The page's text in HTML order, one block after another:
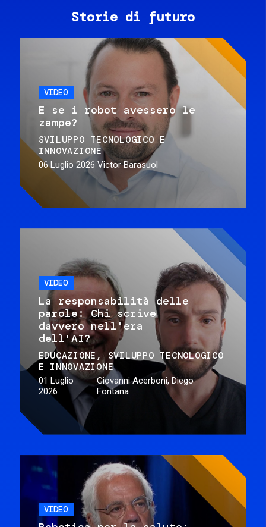
Storie di futuro
VIDEO
E se i robot avessero le
zampe?
SVILUPPO TECNOLOGICO E
INNOVAZIONE
06 Luglio 2026 Victor Barasuol
VIDEO
La responsabilità delle
parole: Chi scrive
davvero nell'era
dell'AI?
EDUCAZIONE
SVILUPPO TECNOLOGICO
E INNOVAZIONE
01 Luglio
2026
Giovanni Acerboni, Diego
Fontana
VIDEO